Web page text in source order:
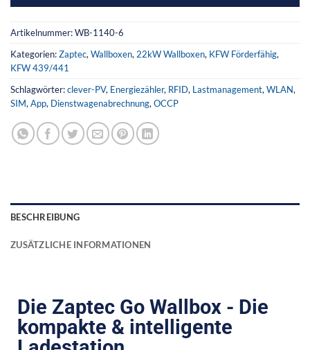
Artikelnummer:WB-1140-6
Kategorien:Zaptec, Wallboxen, 22kW Wallboxen, KFW Förderfähig,
KFW 439/441
Schlagwörter:clever-PV, Energiezähler, RFID, Lastmanagement, WLAN,
SIM, App, Dienstwagenabrechnung, OCCP
BESCHREIBUNG
ZUSÄTZLICHE INFORMATIONEN
Die Zaptec Go Wallbox - Die
kompakte & intelligente